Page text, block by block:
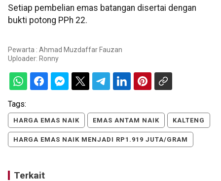
Setiap pembelian emas batangan disertai dengan
bukti potong PPh 22.
Pewarta : Ahmad Muzdaffar Fauzan
Uploader: Ronny
Tags:
HARGA EMAS NAIK EMAS ANTAM NAIK KALTENG
HARGA EMAS NAIK MENJADI RP1.919 JUTA/GRAM
Terkait